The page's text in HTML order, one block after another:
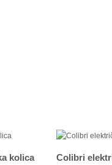
kolica Colibri